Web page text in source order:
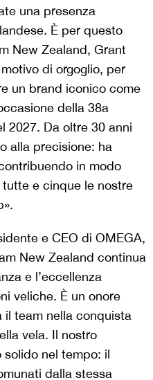
una presenza
È per questo
New Zealand, Grant
di orgoglio, per
un brand iconico come
della 38a
2027. Da oltre 30 anni
alla precisione: ha
in modo
e cinque le nostre
e CEO di OMEGA,
New Zealand continua
e l’eccellenza
veliche. È un onore
il team nella conquista
vela. Il nostro
solido nel tempo: il
dalla stessa